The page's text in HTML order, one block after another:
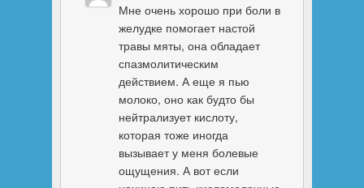
Мне очень хорошо при боли в
желудке помогает настой
травы мяты, она обладает
спазмолитическим
действием. А еще я пью
молоко, оно как будто бы
нейтрализует кислоту,
которая тоже иногда
вызывает у меня болевые
ощущения. А вот если